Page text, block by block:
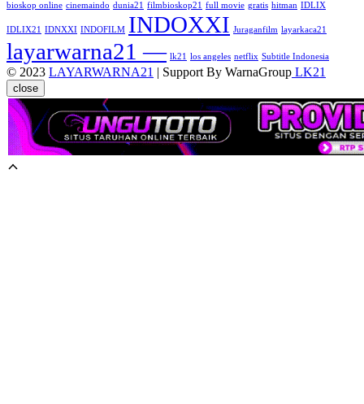
bioskop online cinemaindo dunia21 filmbioskop21 full movie gratis hitman IDLIX
IDLIX21 IDNXXI INDOFILM INDOXXI Juraganfilm layarkaca21
layarwarna21 — lk21 los angeles netflix Subtitle Indonesia
© 2023 LAYARWARNA21 | Support By WarnaGroup LK21
close